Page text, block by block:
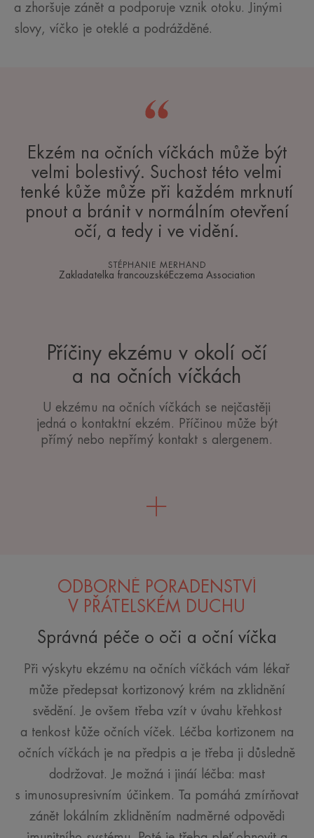
a zhoršuje zánět a podporuje vznik otoku. Jinými
slovy, víčko je oteklé a podrážděné.
Ekzém na očních víčkách může být
velmi bolestivý. Suchost této velmi
tenké kůže může při každém mrknutí
pnout a bránit v normálním otevření
očí, a tedy i ve vidění.
STÉPHANIE MERHAND
Zakladatelka francouzskéEczema Association
Příčiny ekzému v okolí očí
a na očních víčkách
U ekzému na očních víčkách se nejčastěji
jedná o kontaktní ekzém. Příčinou může být
přímý nebo nepřímý kontakt s alergenem.
ODBORNÉ PORADENSTVÍ
V PŘÁTELSKÉM DUCHU
Správná péče o oči a oční víčka
Při výskytu ekzému na očních víčkách vám lékař
může předepsat kortizonový krém na zklidnění
svědění. Je ovšem třeba vzít v úvahu křehkost
a tenkost kůže očních víček. Léčba kortizonem na
očních víčkách je na předpis a je třeba ji důsledně
dodržovat. Je možná i jináí léčba: mast
s imunosupresivním účinkem. Ta pomáhá zmírňovat
zánět lokálním zklidněním nadměrné odpovědi